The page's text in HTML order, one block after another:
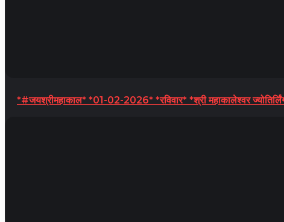
*#जयश्रीमहाकाल* *01-02-2026* *रविवार* *श्री महाकालेश्वर